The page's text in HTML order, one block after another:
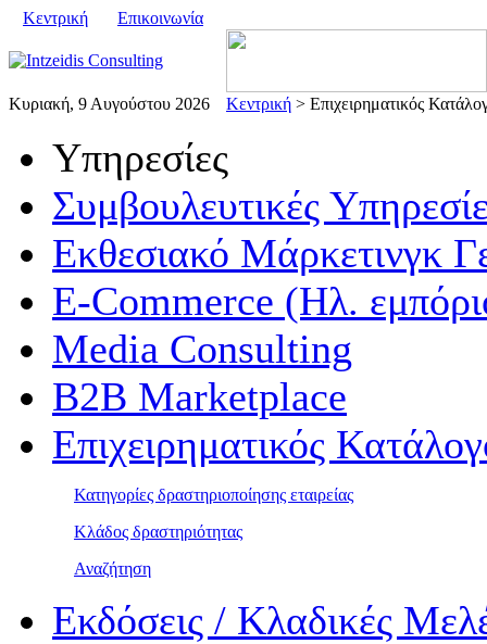
Κεντρική Επικοινωνία
Κυριακή, 9 Αυγούστου 2026 Κεντρική > Επιχειρηματικός
Υπηρεσίες
Συμβουλευτικές
Εκθεσιακό Μάρκετινγκ
E-Commerce (Ηλ.
Media Consulting
B2B Marketplace
Επιχειρηματικός
Κατηγορίες δραστηριοποίησης εταιρείας
Κλάδος δραστηριότητας
Αναζήτηση
Εκδόσεις / Κλαδικές